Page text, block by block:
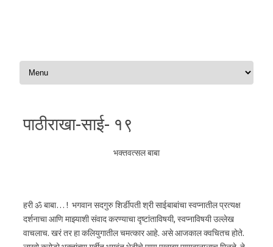
Skip to content
पाठीराखा-साई- १९
भक्तवत्सल बाबा
हरी ॐ बाबा… ! भगवान सदगुरु शिर्डीपती श्री साईबाबांचा स्वप्नातील प्रत्यक्ष
दर्शनाचा आणि माझ्याशी संवाद करण्याचा दृष्टांताविषयी, स्वप्नाविषयी उल्लेख
वाचलाच. खरं तर हा कलियुगातील चमत्कार आहे. असे आजकाल क्वचितच होते.